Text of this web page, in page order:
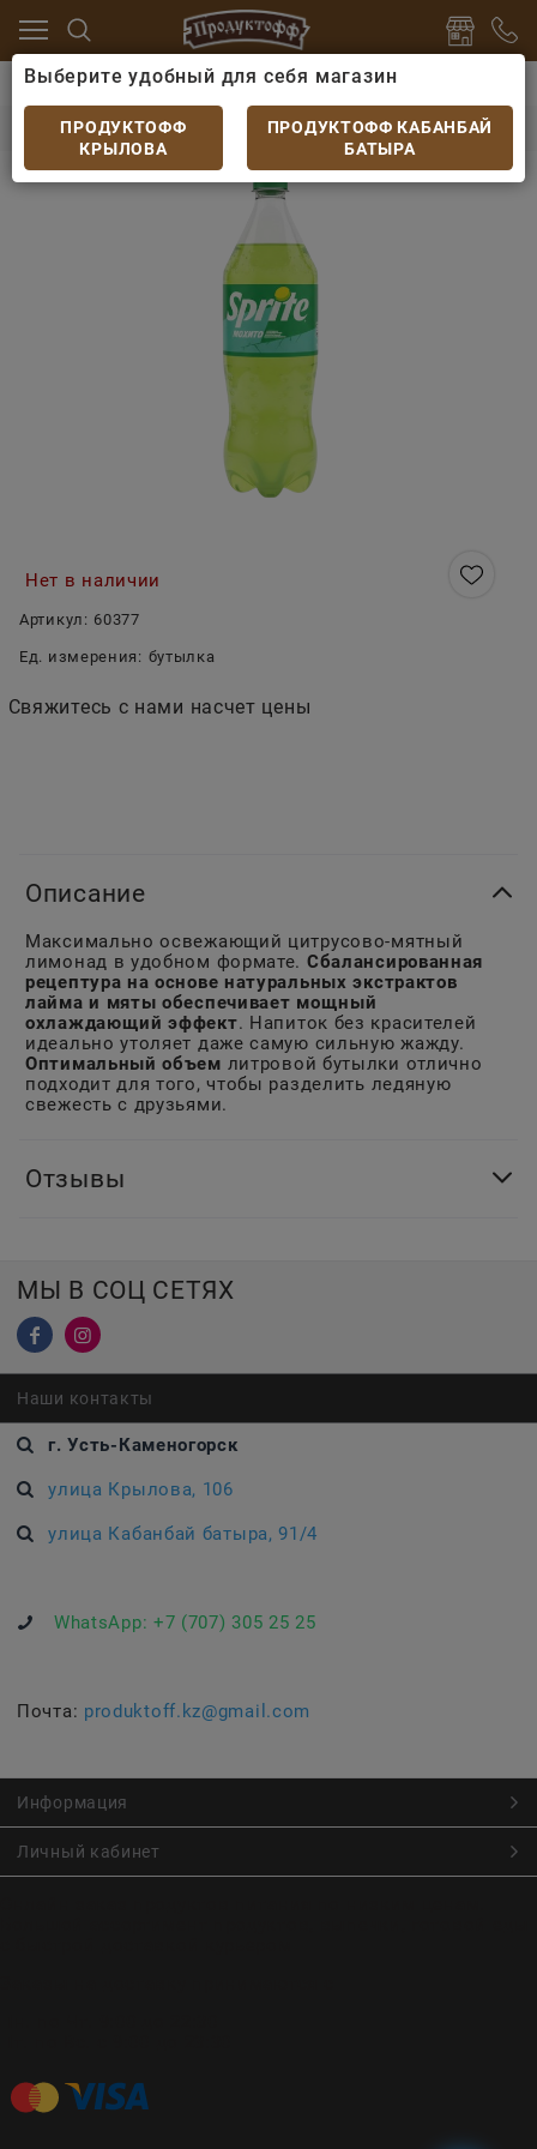
Лимонады и газированные напитки
Напиток Спрайт Мохито 1л
Нет в наличии
Артикул: 60377
Ед. измерения: бутылка
Свяжитесь с нами насчет цены
Описание
Максимально освежающий цитрусово-мятный
лимонад в удобном формате. Сбалансированная
рецептура на основе натуральных экстрактов
лайма и мяты обеспечивает мощный
охлаждающий эффект. Напиток без красителей
идеально утоляет даже самую сильную жажду.
Оптимальный объем литровой бутылки отлично
подходит для того, чтобы разделить ледяную
свежесть с друзьями.
Отзывы
МЫ В СОЦ СЕТЯХ
Наши контакты
г. Усть-Каменогорск
улица Крылова, 106
улица Кабанбай батыра, 91/4
WhatsApp: +7 (707) 305 25 25
Почта: produktoff.kz@gmail.com
Информация
Личный кабинет
Выберите удобный для себя магазин
ПРОДУКТОФФ
КРЫЛОВА
ПРОДУКТОФФ КАБАНБАЙ
БАТЫРА